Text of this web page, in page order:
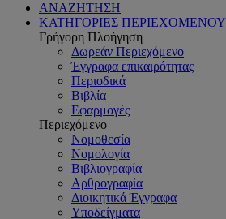
ΑΝΑΖΗΤΗΣΗ
ΚΑΤΗΓΟΡΙΕΣ ΠΕΡΙΕΧΟΜΕΝΟΥ
Γρήγορη Πλοήγηση
Δωρεάν Περιεχόμενο
Έγγραφα επικαιρότητας
Περιοδικά
Βιβλία
Εφαρμογές
Περιεχόμενο
Νομοθεσία
Νομολογία
Βιβλιογραφία
Αρθρογραφία
Διοικητικά Έγγραφα
Υποδείγματα